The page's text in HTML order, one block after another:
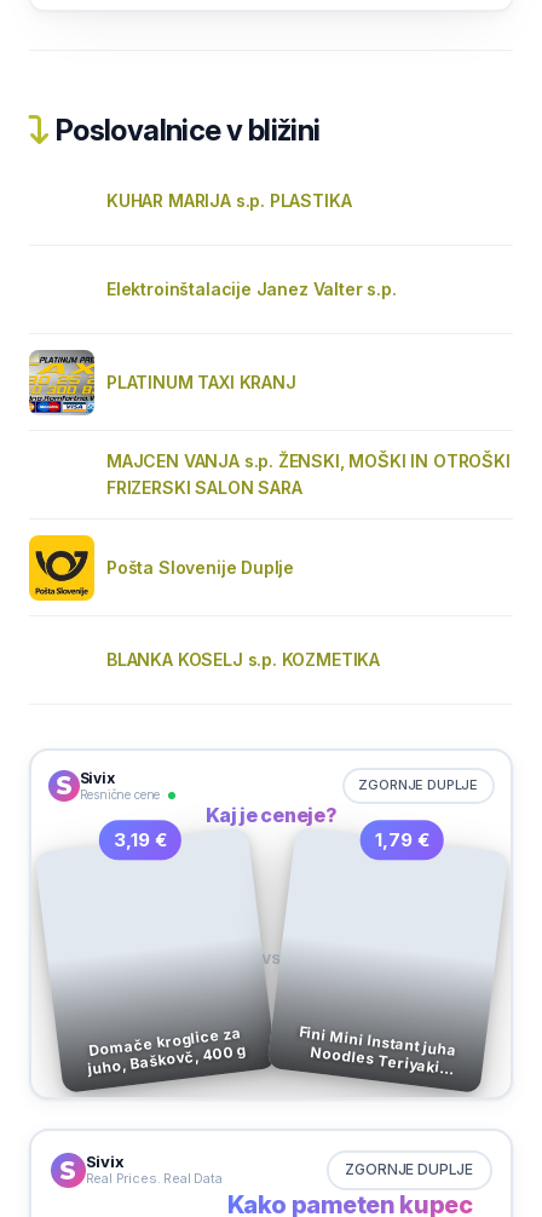
Poslovalnice v bližini
KUHAR MARIJA s.p. PLASTIKA
Elektroinštalacije Janez Valter s.p.
PLATINUM TAXI KRANJ
MAJCEN VANJA s.p. ŽENSKI, MOŠKI IN OTROŠKI
FRIZERSKI SALON SARA
Pošta Slovenije Duplje
BLANKA KOSELJ s.p. KOZMETIKA
Sivix
Resnične cene
ZGORNJE DUPLJE
Kaj je ceneje?
3,19 €
Domače kroglice za
juho, Baškovč, 400 g
VS
1,79 €
Fini Mini Instant juha Noodles Teriyaki
Piščanec, 65 g
Sivix
Real Prices. Real Data ZGORNJE DUPLJE
Kako pameten kupec